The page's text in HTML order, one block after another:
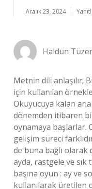
Aralık 23, 2024
Haldun Tüzer
Metnin dili anlaşılır;
için kullanılan
Okuyucuya kalan
dönemden itibaren
oynamaya başlarlar.
gelişim süreci
de buna bağlı olarak
ayda, rastgele ve
başına oyun : ay ve
kullanılarak üretilen